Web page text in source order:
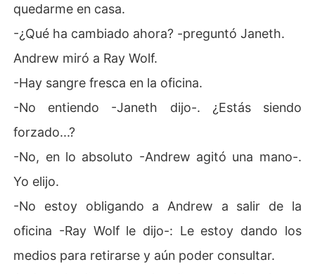
quedarme en casa.
-¿Qué ha cambiado ahora? -preguntó Janeth.
Andrew miró a Ray Wolf.
-Hay sangre fresca en la oficina.
-No entiendo -Janeth dijo-. ¿Estás siendo
forzado...?
-No, en lo absoluto -Andrew agitó una mano-.
Yo elijo.
-No estoy obligando a Andrew a salir de la
oficina -Ray Wolf le dijo-: Le estoy dando los
medios para retirarse y aún poder consultar.